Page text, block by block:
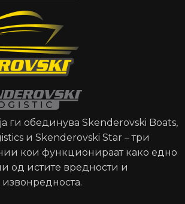
ги обединува Skenderovski Boats,
и Skenderovski Star – три
кои функционираат како едно
од истите вредности и
извонредноста.